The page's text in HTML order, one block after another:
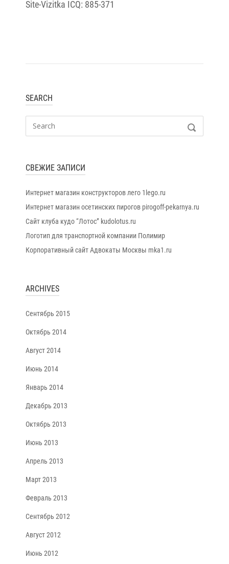
Site-Vizitka ICQ: 885-371
SEARCH
SEARCH
СВЕЖИЕ ЗАПИСИ
Интернет магазин конструкторов лего 1lego.ru
Интернет магазин осетинских пирогов pirogoff-pekarnya.ru
Сайт клуба кудо “Лотос” kudolotus.ru
Логотип для транспортной компании Полимир
Корпоративный сайт Адвокаты Москвы mka1.ru
ARCHIVES
Сентябрь 2015
Октябрь 2014
Август 2014
Июнь 2014
Январь 2014
Декабрь 2013
Октябрь 2013
Июнь 2013
Апрель 2013
Март 2013
Февраль 2013
Сентябрь 2012
Август 2012
Июнь 2012